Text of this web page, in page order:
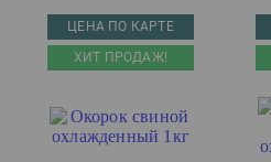
ЦЕНА ПО КАРТЕ
ХИТ ПРОДАЖ!